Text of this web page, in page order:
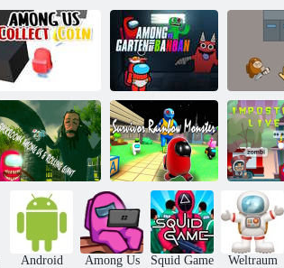
Unter uns
sammle Münzen
Unter vs. Garten
von Banban
Unter
unter uns und
rollender Riese
Überlebendes
Regenbogenmonster
Android Among Us Squid Game Weltraum